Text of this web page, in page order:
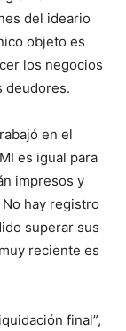
del ideario
objeto es
los negocios
deudores.
en el
es igual para
impresos y
hay registro
superar sus
reciente es
final”,